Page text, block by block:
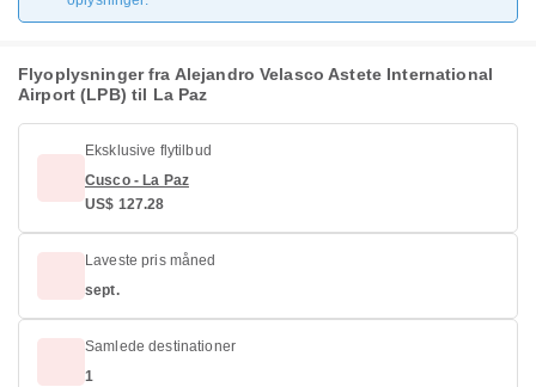
Flyoplysninger fra Alejandro Velasco Astete International
Airport (LPB) til La Paz
Eksklusive flytilbud
Cusco - La Paz
US$ 127.28
Laveste pris måned
sept.
Samlede destinationer
1